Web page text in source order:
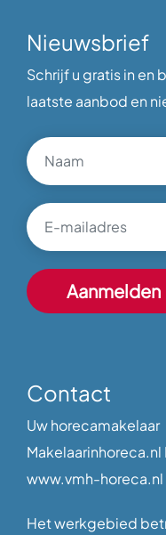
Nieuwsbrief
Schrijf u gratis in en
laatste aanbod en
Contact
Uw horecamakelaar
Makelaarinhoreca.nl
www.vmh-horeca.nl
Het werkgebied